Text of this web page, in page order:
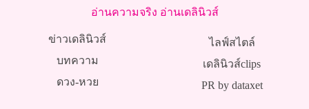
อ่านความจริง อ่านเดลินิวส์
ข่าวเดลินิวส์
บทความ
ดวง-หวย
ไลฟ์สไตล์
เดลินิวส์clips
PR by dataxet